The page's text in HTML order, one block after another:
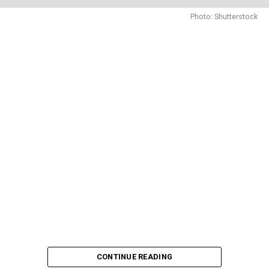
Photo: Shutterstock
CONTINUE READING